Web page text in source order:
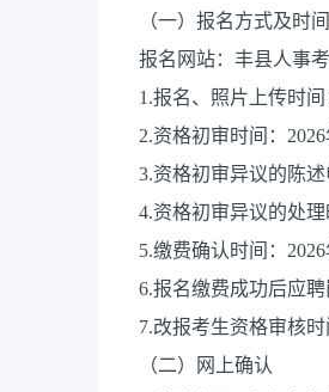
（一）报名方式及时间
报名网站：丰县人事考
1.报名、照片上传时间
2.资格初审时间：
3.资格初审异议的陈述
4.资格初审异议的处理
5.缴费确认时间：
6.报名缴费成功后应
7.改报考生资格审核时
（二）网上确认